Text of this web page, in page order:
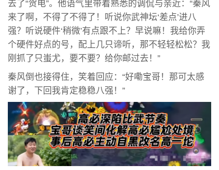
去了“贺电”。他语气里带着熟悉的调侃与亲近：“秦风
来了啊，不得了不得了！听说你武神坛‘差点’进八
强？听说硬件‘稍微’有点跟不上？早说嘛！我给你弄
个硬件好点的号，配上几只谛听，那不轻轻松松？我
刚抓了只蚩尤，要不要？给你邮过去！”
秦风倒也接得住，笑着回应：“好嘞宝哥！那可太感
谢了，下回我肯定稳稳八强！”